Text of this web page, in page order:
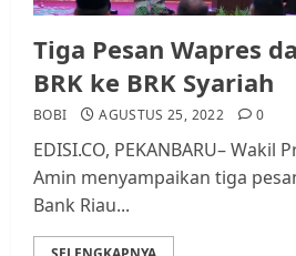
Tiga Pesan Wapres
BRK ke BRK Syariah
BOBI AGUSTUS 25, 2022 0
EDISI.CO, PEKANBARU– Wakil
Amin menyampaikan tiga
Bank Riau...